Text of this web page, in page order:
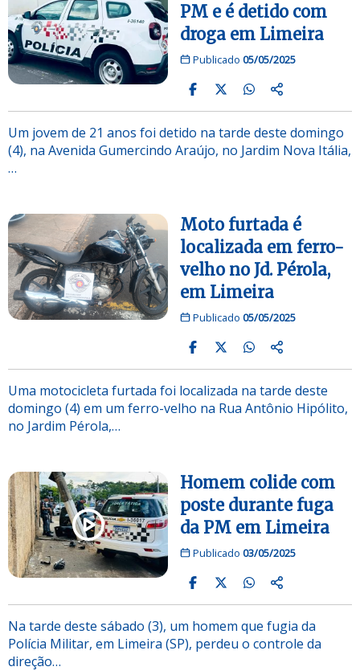
PM e é detido com
droga em Limeira
Publicado 05/05/2025
Um jovem de 21 anos foi detido na tarde deste domingo
(4), na Avenida Gumercindo Araújo, no Jardim Nova Itália,
…
Moto furtada é
localizada em ferro-
velho no Jd. Pérola,
em Limeira
Publicado 05/05/2025
Uma motocicleta furtada foi localizada na tarde deste
domingo (4) em um ferro-velho na Rua Antônio Hipólito,
no Jardim Pérola,…
Homem colide com
poste durante fuga
da PM em Limeira
Publicado 03/05/2025
Na tarde deste sábado (3), um homem que fugia da
Polícia Militar, em Limeira (SP), perdeu o controle da
direção…